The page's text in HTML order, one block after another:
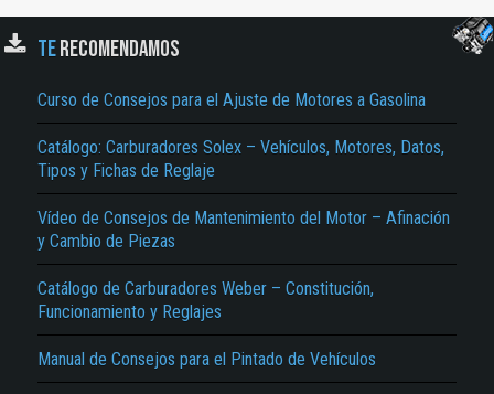
TERECOMENDAMOS
Curso de Consejos para el Ajuste de Motores a Gasolina
Catálogo: Carburadores Solex – Vehículos, Motores, Datos,
Tipos y Fichas de Reglaje
Vídeo de Consejos de Mantenimiento del Motor – Afinación
y Cambio de Piezas
Catálogo de Carburadores Weber – Constitución,
Funcionamiento y Reglajes
Manual de Consejos para el Pintado de Vehículos
El Título es incorrecto según el contenido.
Texto o Imagen de portada son erróneos.
No carga o no se visualiza el contenido.